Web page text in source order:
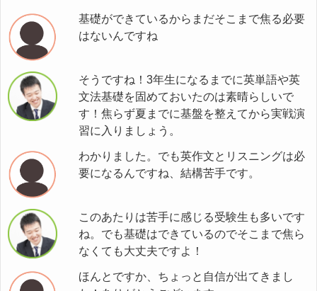
基礎ができているからまだそこまで焦る必要
はないんですね
そうですね！3年生になるまでに英単語や英
文法基礎を固めておいたのは素晴らしいで
す！焦らず夏までに基盤を整えてから実戦演
習に入りましょう。
わかりました。でも英作文とリスニングは必
要になるんですね、結構苦手です。
このあたりは苦手に感じる受験生も多いです
ね。でも基礎はできているのでそこまで焦ら
なくても大丈夫ですよ！
ほんとですか、ちょっと自信が出てきまし